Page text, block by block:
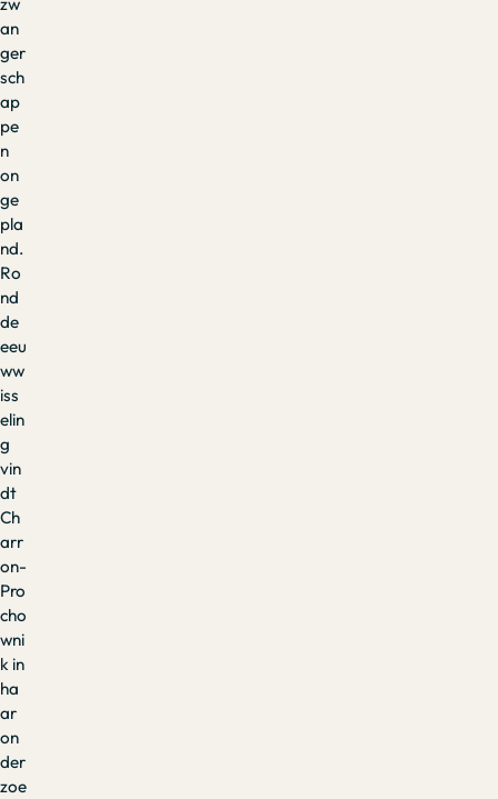
zw
an
ger
sch
ap
pe
n
on
ge
pla
nd.
Ro
nd
de
eeu
ww
iss
elin
g
vin
dt
Ch
arr
on-
Pro
cho
wni
k in
ha
ar
on
der
zoe